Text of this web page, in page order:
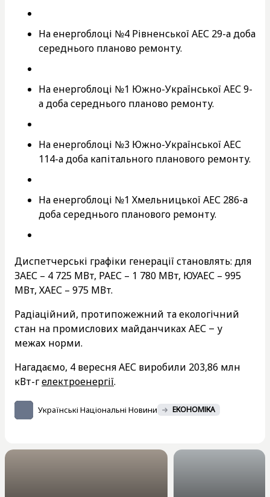
На енергоблоці №4 Рівненської АЕС 29-а доба
середнього планово ремонту.
На енергоблоці №1 Южно-Української АЕС 9-
а доба середнього планово ремонту.
На енергоблоці №3 Южно-Української АЕС
114-а доба капітального планового ремонту.
На енергоблоці №1 Хмельницької АЕС 286-а
доба середнього планового ремонту.
Диспетчерські графіки генерації становлять: для
ЗАЕС – 4 725 МВт, РАЕС – 1 780 МВт, ЮУАЕС – 995
МВт, ХАЕС – 975 МВт.
Радіаційний, протипожежний та екологічний
стан на промислових майданчиках АЕС ‒ у
межах норми.
Нагадаємо, 4 вересня АЕС виробили 203,86 млн
кВт-гелектроенергії.
Українські Національні Новини ЕКОНОМІКА